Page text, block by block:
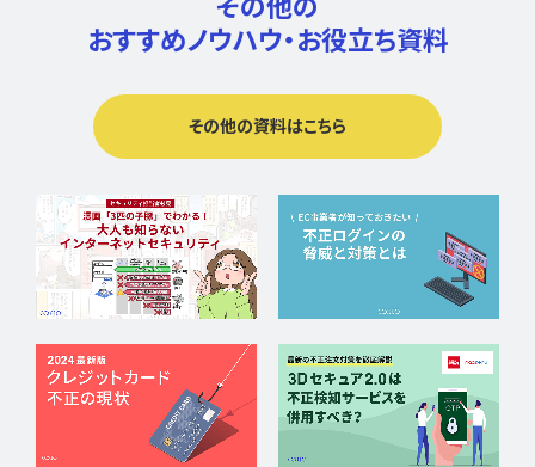
その他の
おすすめノウハウ・ お役立ち資料
その他の資料はこちら